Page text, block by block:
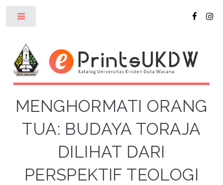
MENGHORMATI ORANG
TUA: BUDAYA TORAJA
DILIHAT DARI
PERSPEKTIF TEOLOGI